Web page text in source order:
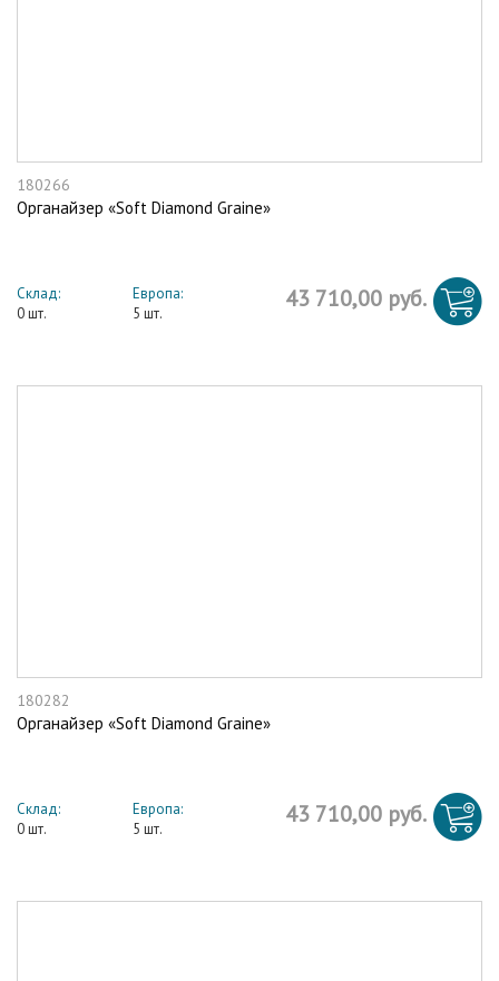
180266
Органайзер «Soft Diamond Graine»
Склад:
0 шт.
Европа:
5 шт.
43 710,00 руб.
180282
Органайзер «Soft Diamond Graine»
Склад:
0 шт.
Европа:
5 шт.
43 710,00 руб.